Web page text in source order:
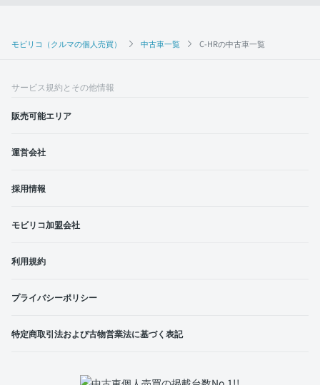
モビリコ（クルマの個人売買） 中古車一覧 C-HRの中古車一覧
サービス規約とその他情報
販売可能エリア
運営会社
採用情報
モビリコ加盟会社
利用規約
プライバシーポリシー
特定商取引法および古物営業法に基づく表記